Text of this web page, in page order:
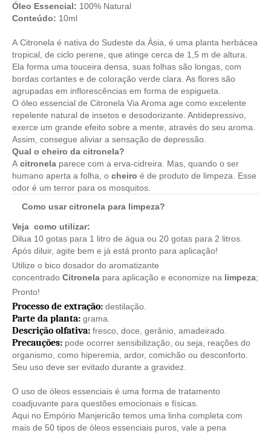
Óleo Essencial: 100% Natural
Conteúdo: 10ml
A Citronela é nativa do Sudeste da Ásia, é uma planta herbácea
tropical, de ciclo perene, que atinge cerca de 1,5 m de altura.
Ela forma uma touceira densa, suas folhas são longas, com
bordas cortantes e de coloração verde clara. As flores são
agrupadas em inflorescências em forma de espigueta.
O óleo essencial de Citronela Via Aroma age como excelente
repelente natural de insetos e desodorizante. Antidepressivo,
exerce um grande efeito sobre a mente, através do seu aroma.
Assim, consegue aliviar a sensação de depressão.
Qual o cheiro da citronela?
A citronela parece com a erva-cidreira. Mas, quando o ser
humano aperta a folha, o cheiro é de produto de limpeza. Esse
odor é um terror para os mosquitos.
Como usar citronela para limpeza?
Veja como utilizar:
Dilua 10 gotas para 1 litro de água ou 20 gotas para 2 litros.
Após diluir, agite bem e já está pronto para aplicação!
Utilize o bico dosador do aromatizante
concentrado Citronela para aplicação e economize na limpeza;
Pronto!
Processo de extração: destilação.
Parte da planta: grama.
Descrição olfativa: fresco, doce, gerânio, amadeirado.
Precauções: pode ocorrer sensibilização, ou seja, reações do
organismo, como hiperemia, ardor, comichão ou desconforto.
Seu uso deve ser evitado durante a gravidez.
O uso de óleos essenciais é uma forma de tratamento
coadjuvante para questões emocionais e físicas.
Aqui no Empório Manjericão temos uma linha completa com
mais de 50 tipos de óleos essenciais puros, vale a pena